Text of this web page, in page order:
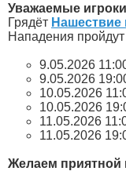
Уважаемые
Грядёт Нашествие
Нападения
9.05.2026
9.05.2026
10.05.2026
10.05.2026
11.05.2026
11.05.2026
Желаем приятной